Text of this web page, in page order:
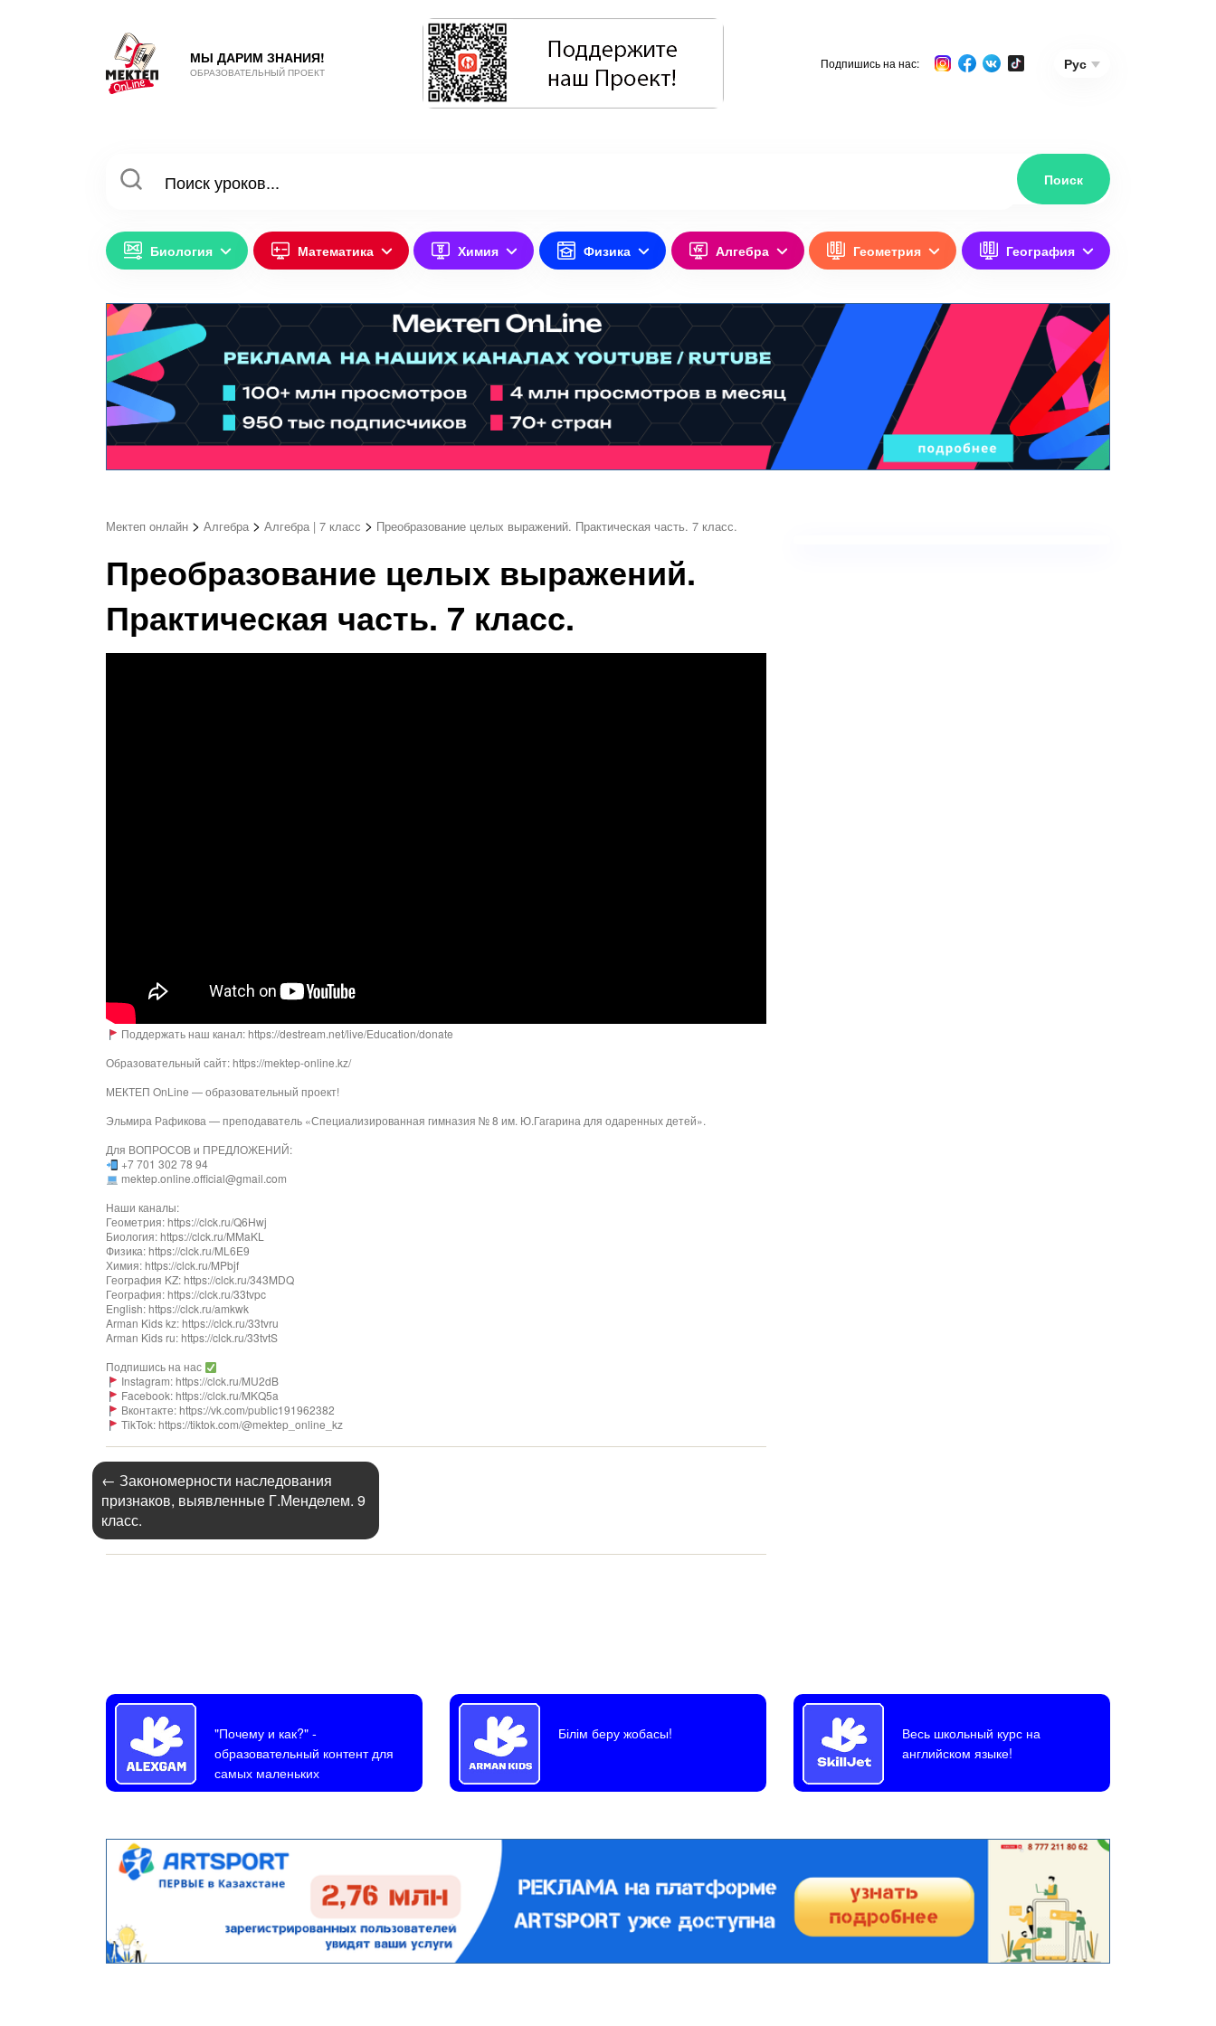
МЫ ДАРИМ ЗНАНИЯ!
ОБРАЗОВАТЕЛЬНЫЙ ПРОЕКТ
Подпишись на нас: Рус
Биология Математика Химия Физика Алгебра Геометрия География
Мектеп онлайн > Алгебра > Алгебра | 7 класс > Преобразование целых выражений. Практическая часть. 7 класс.
Преобразование целых выражений.
Практическая часть. 7 класс.
Поддержать наш канал: https://destream.net/live/Education/donate
Образовательный сайт: https://mektep-online.kz/
МЕКТЕП OnLine — образовательный проект!
Эльмира Рафикова — преподаватель «Специализированная гимназия № 8 им. Ю.Гагарина для одаренных детей».
Для ВОПРОСОВ и ПРЕДЛОЖЕНИЙ:
+7 701 302 78 94
mektep.online.official@gmail.com
Наши каналы:
Геометрия: https://clck.ru/Q6Hwj
Биология: https://clck.ru/MMaKL
Физика: https://clck.ru/ML6E9
Химия: https://clck.ru/MPbjf
География KZ: https://clck.ru/343MDQ
География: https://clck.ru/33tvpc
English: https://clck.ru/amkwk
Arman Kids kz: https://clck.ru/33tvru
Arman Kids ru: https://clck.ru/33tvtS
Подпишись на нас
Instagram: https://clck.ru/MU2dB
Facebook: https://clck.ru/MKQ5a
Вконтакте: https://vk.com/public191962382
TikTok: https://tiktok.com/@mektep_online_kz
← Закономерности наследования
признаков, выявленные Г.Менделем. 9
класс.
"Почему и как?"-
образовательный контент для
самых маленьких
Білім беру жобасы!
Весь школьный курс на
английском языке!